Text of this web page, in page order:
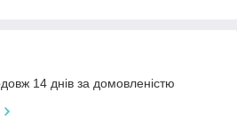
14 днів за домовленістю